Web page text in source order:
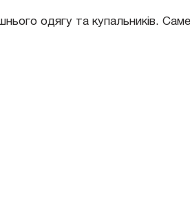
одягу та купальників.